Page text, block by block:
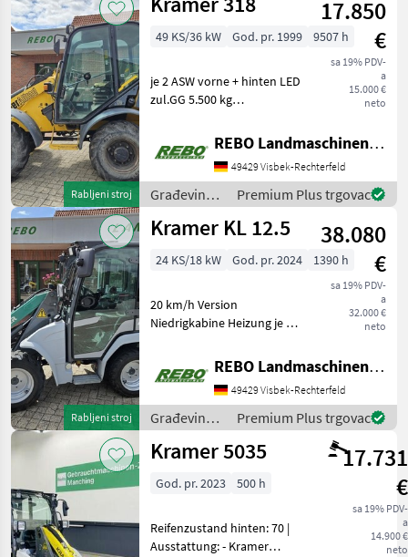
Kramer
Rabljeni stroj
17.850
€
sa 19% PDV-
a
15.000 €
neto
49 KS/36 kW God. pr. 1999 9507 h
je 2 ASW vorne + hinten LED
zul.GG 5.500 kg
Građevinski strojevi Bageri
točkaši
REBO Landmaschinen GmbH, Zentrale
49429 Visbek-Rechterfeld
Građevinski
strojevi /
Kramer
Premium Plus trgovac
Rabljeni stroj
Kramer KL 12.5
38.080
€
sa 19% PDV-
a
32.000 €
neto
24 KS/18 kW God. pr. 2024 1390 h
20 km/h Version
Niedrigkabine Heizung je 2
Steuerkreis mit Entlastung
DAB+
Radio/USB/Freisprecheinrichtung
Heckscheibenwischer
Rangierkupplung
REBO Landmaschinen GmbH, Zentrale
49429 Visbek-Rechterfeld
Građevinski
strojevi /
Kramer
Premium Plus trgovac
Kramer 5035
17.731
€
sa 19% PDV-
a
14.900 €
neto
God. pr. 2023 500 h
Reifenzustand hinten: 70 |
Ausstattung: - Kramer